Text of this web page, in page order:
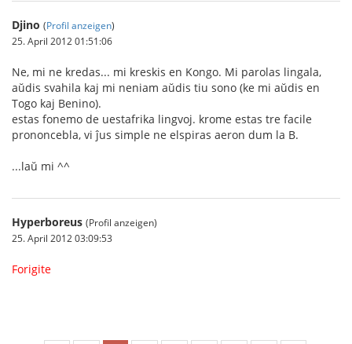
Djino (Profil anzeigen)
25. April 2012 01:51:06
Ne, mi ne kredas... mi kreskis en Kongo. Mi parolas lingala,
aŭdis svahila kaj mi neniam aŭdis tiu sono (ke mi aŭdis en
Togo kaj Benino).
estas fonemo de uestafrika lingvoj. krome estas tre facile
prononcebla, vi ĵus simple ne elspiras aeron dum la B.
...laŭ mi ^^
Hyperboreus (Profil anzeigen)
25. April 2012 03:09:53
Forigite